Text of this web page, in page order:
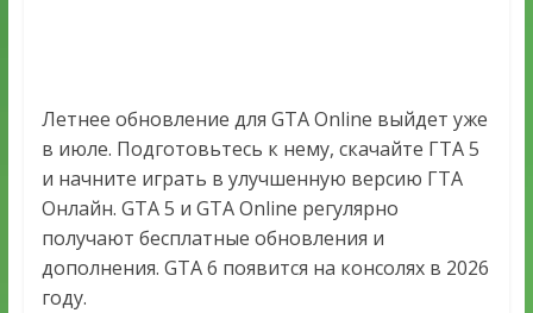
Летнее обновление для GTA Online выйдет уже
в июле. Подготовьтесь к нему, скачайте ГТА 5
и начните играть в улучшенную версию ГТА
Онлайн. GTA 5 и GTA Online регулярно
получают бесплатные обновления и
дополнения. GTA 6 появится на консолях в 2026
году.